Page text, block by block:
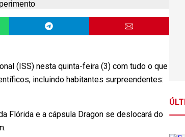
(ISS) nesta quinta-feira (3) com tudo o que
incluindo habitantes surpreendentes:
Flórida e a cápsula Dragon se deslocará do